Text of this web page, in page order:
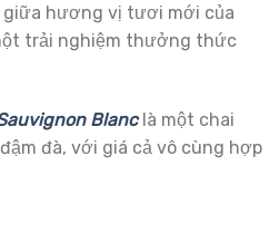
hương vị tươi mới của
trải nghiệm thưởng thức
Blanclà một chai
đà, với giá cả vô cùng hợp